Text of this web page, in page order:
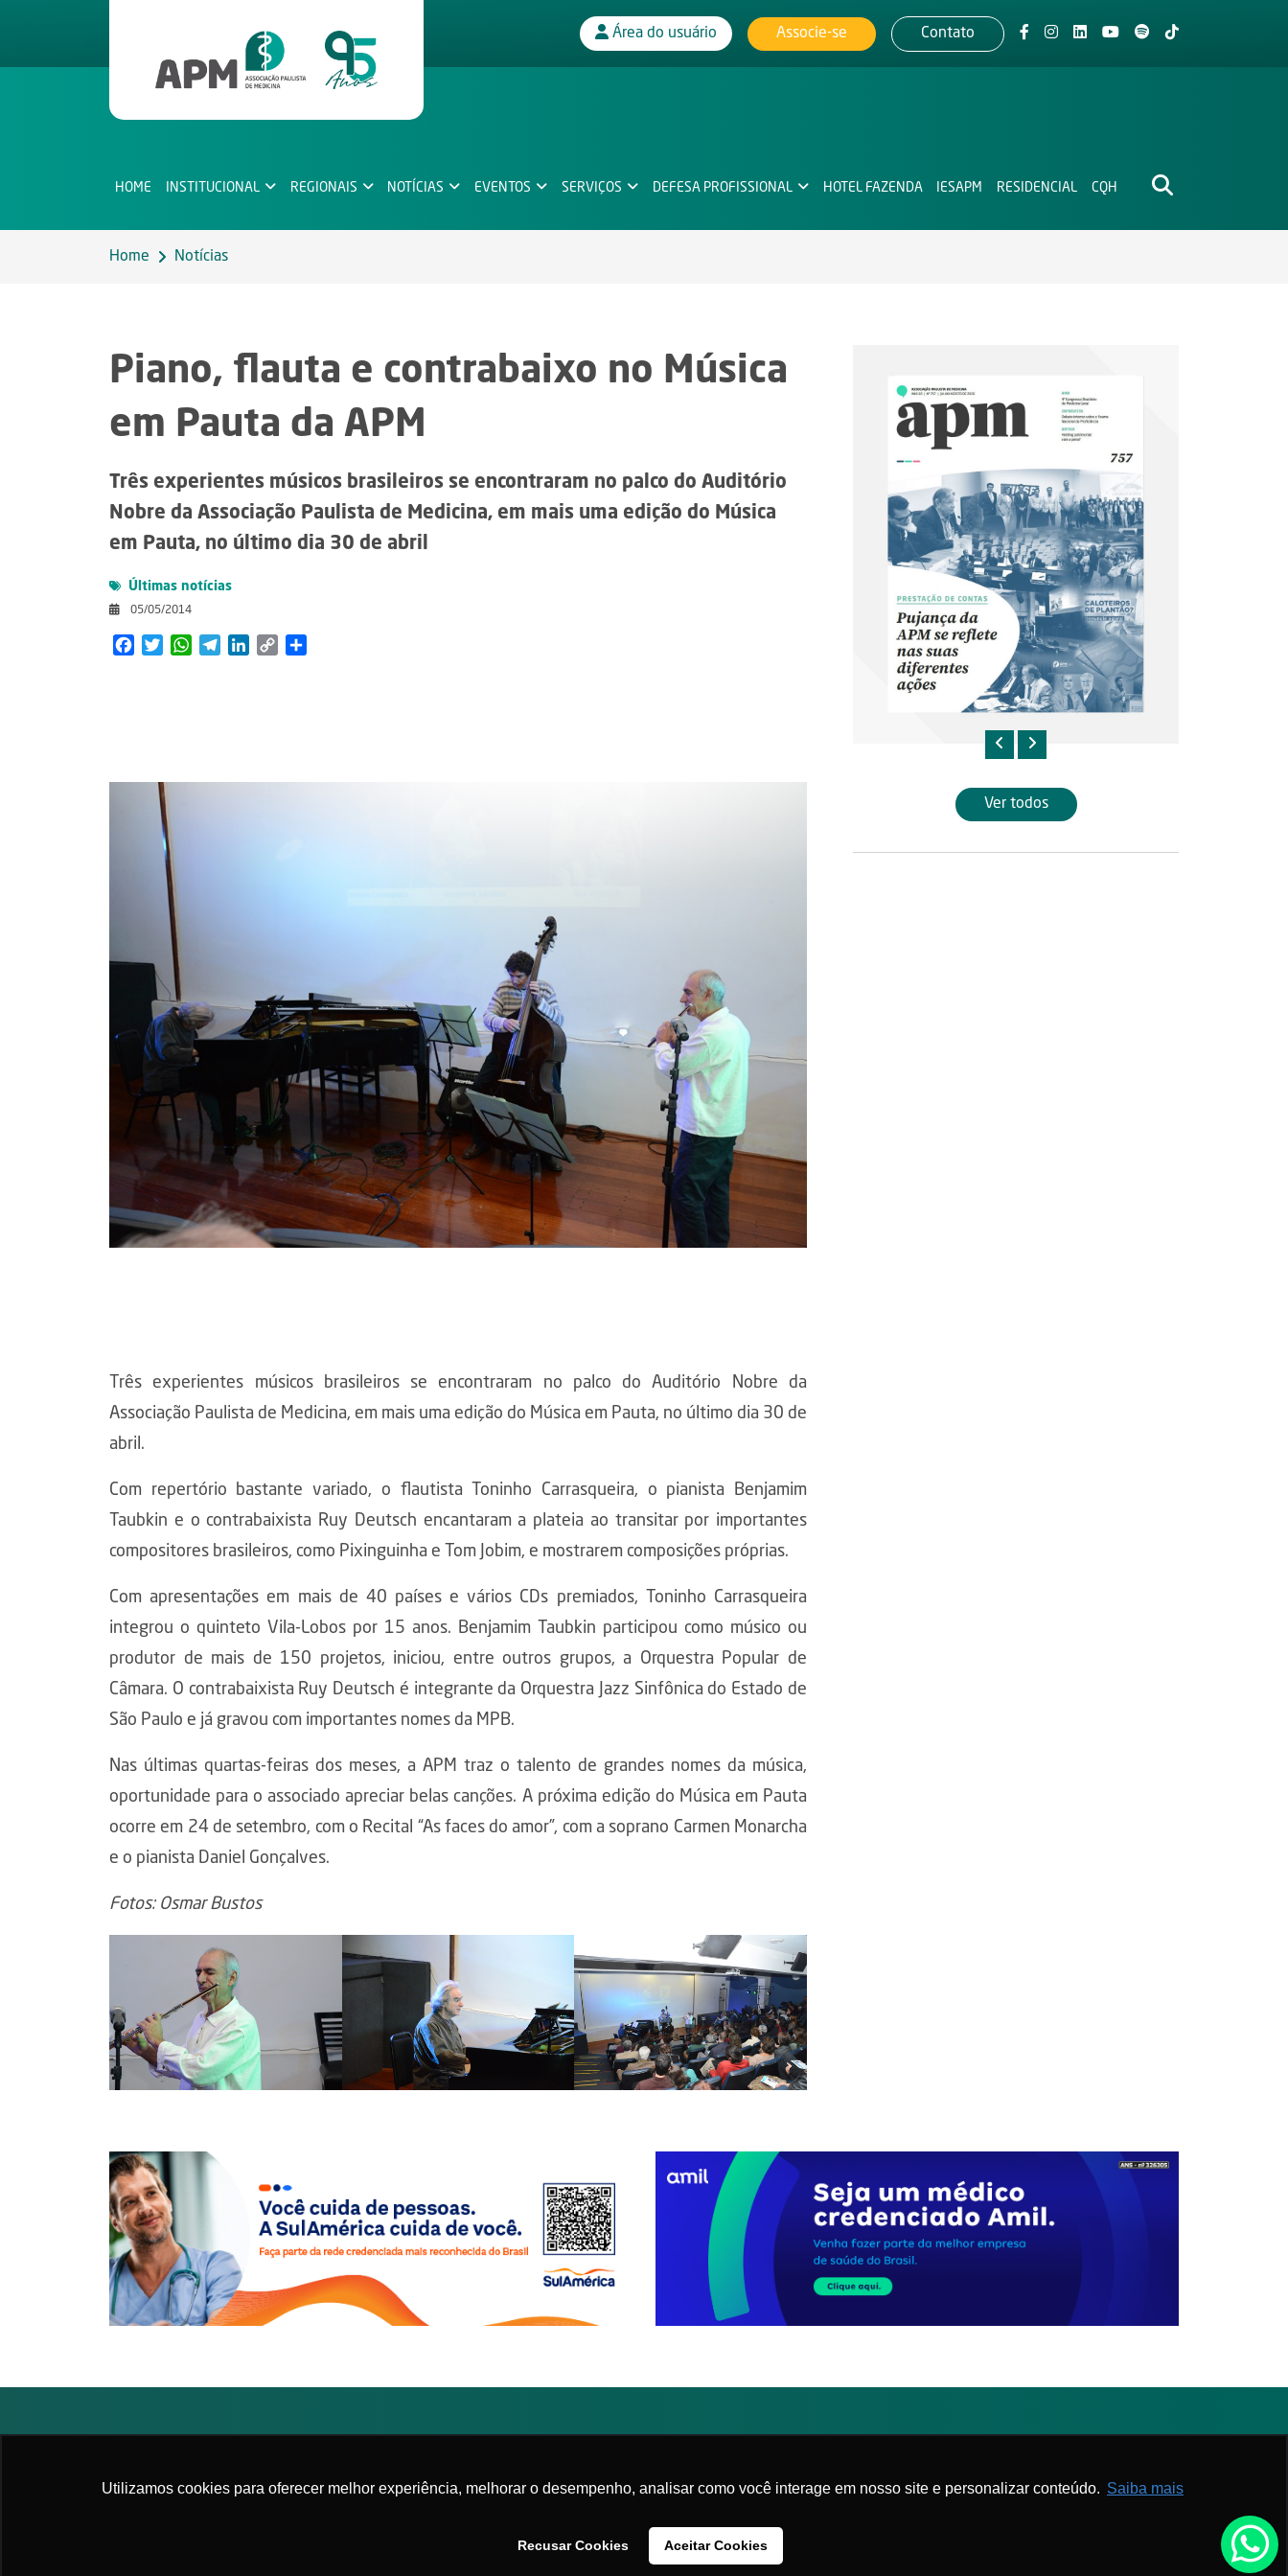
Utilizamos cookies para oferecer melhor experiência, melhorar o desempenho, analisar como você interage em nosso site e personalizar conteúdo. Saiba mais
Recusar Cookies Aceitar Cookies
Área do usuário Associe-se Contato
HOME INSTITUCIONAL REGIONAIS NOTÍCIAS EVENTOS SERVIÇOS DEFESA PROFISSIONAL HOTEL FAZENDA IESAPM RESIDENCIAL CQH
Home Notícias
Piano, flauta e contrabaixo no Música
em Pauta da APM
Três experientes músicos brasileiros se encontraram no palco do Auditório
Nobre da Associação Paulista de Medicina, em mais uma edição do Música
em Pauta, no último dia 30 de abril
Últimas notícias
05/05/2014
FacebookTwitterWhatsAppTelegramLinkedIn
Copy
Três experientes músicos brasileiros se encontraram no palco do Auditório Nobre da
Associação Paulista de Medicina, em mais uma edição do Música em Pauta, no último dia 30 de
abril.
Com repertório bastante variado, o flautista Toninho Carrasqueira, o pianista Benjamim
Taubkin e o contrabaixista Ruy Deutsch encantaram a plateia ao transitar por importantes
compositores brasileiros, como Pixinguinha e Tom Jobim, e mostrarem composições próprias.
Com apresentações em mais de 40 países e vários CDs premiados, Toninho Carrasqueira
integrou o quinteto Vila-Lobos por 15 anos. Benjamim Taubkin participou como músico ou
produtor de mais de 150 projetos, iniciou, entre outros grupos, a Orquestra Popular de
Câmara. O contrabaixista Ruy Deutsch é integrante da Orquestra Jazz Sinfônica do Estado de
São Paulo e já gravou com importantes nomes da MPB.
Nas últimas quartas-feiras dos meses, a APM traz o talento de grandes nomes da música,
oportunidade para o associado apreciar belas canções. A próxima edição do Música em Pauta
ocorre em 24 de setembro, com o Recital “As faces do amor”, com a soprano Carmen Monarcha
e o pianista Daniel Gonçalves.
Fotos: Osmar Bustos
Ver todos